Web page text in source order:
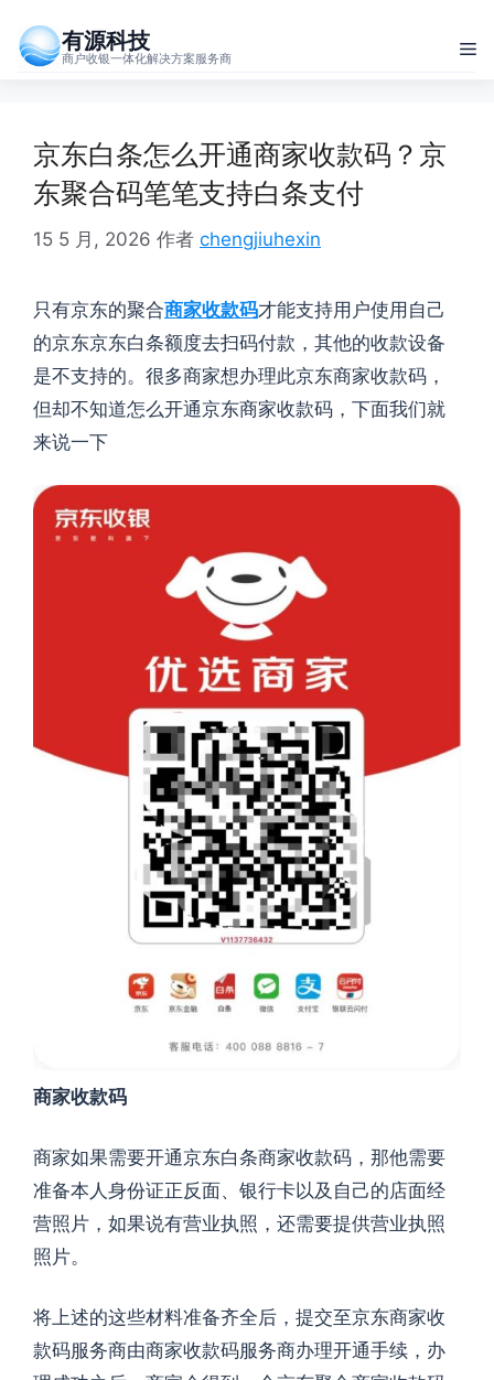
有源科技
商户收银一体化解决方案服务商 菜
京东白条怎么开通商家收款码？京
东聚合码笔笔支持白条支付
15 5 月, 2026 作者 chengjiuhexin
只有京东的聚合商家收款码才能支持用户使用自己
的京东京东白条额度去扫码付款，其他的收款设备
是不支持的。很多商家想办理此京东商家收款码，
但却不知道怎么开通京东商家收款码，下面我们就
来说一下
商家收款码
商家如果需要开通京东白条商家收款码，那他需要
准备本人身份证正反面、银行卡以及自己的店面经
营照片，如果说有营业执照，还需要提供营业执照
照片。
将上述的这些材料准备齐全后，提交至京东商家收
款码服务商由商家收款码服务商办理开通手续，办